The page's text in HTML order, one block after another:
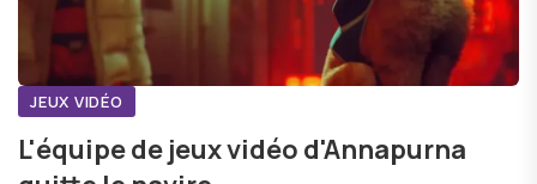
JEUX VIDÉO
L'équipe de jeux vidéo d'Annapurna